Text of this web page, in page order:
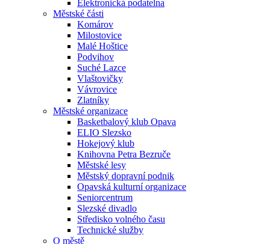
Elektronická podatelna
Městské části
Komárov
Milostovice
Malé Hoštice
Podvihov
Suché Lazce
Vlaštovičky
Vávrovice
Zlatníky
Městské organizace
Basketbalový klub Opava
ELIO Slezsko
Hokejový klub
Knihovna Petra Bezruče
Městské lesy
Městský dopravní podnik
Opavská kulturní organizace
Seniorcentrum
Slezské divadlo
Středisko volného času
Technické služby
O městě